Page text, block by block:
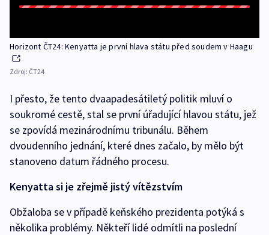
Horizont ČT24: Kenyatta je první hlava státu před soudem v Haagu
Zdroj: ČT24
I přesto, že tento dvaapadesátiletý politik mluví o
soukromé cestě, stal se první úřadující hlavou státu, jež
se zpovídá mezinárodnímu tribunálu. Během
dvoudenního jednání, které dnes začalo, by mělo být
stanoveno datum řádného procesu.
Kenyatta si je zřejmě jistý vítězstvím
Obžaloba se v případě keňského prezidenta potýká s
několika problémy. Někteří lidé odmítli na poslední